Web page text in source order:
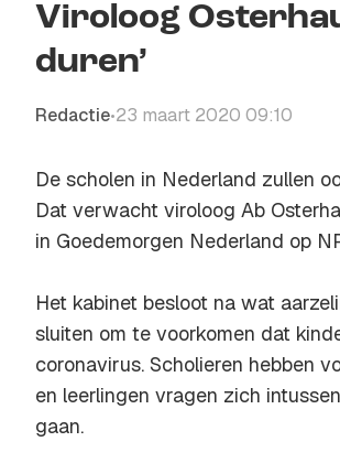
Viroloog
duren’
Redactie•23 maart 2020 09:10
De scholen in Nederland zullen
Dat verwacht viroloog Ab
in Goedemorgen Nederland op
Het kabinet besloot na wat
sluiten om te voorkomen dat
coronavirus. Scholieren hebben
en leerlingen vragen zich
gaan.